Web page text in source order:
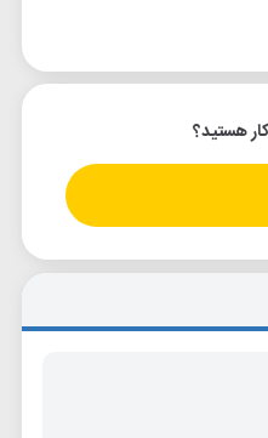
هستید؟